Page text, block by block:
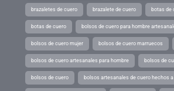
brazaletes de cuero brazalete de cuero botas de
botas de cuero bolsos de cuero para hombre
bolsos de cuero mujer bolsos de cuero marruecos
bolsos de cuero artesanales para hombre bolsos de
bolsos de cuero bolsos artesanales de cuero hechos